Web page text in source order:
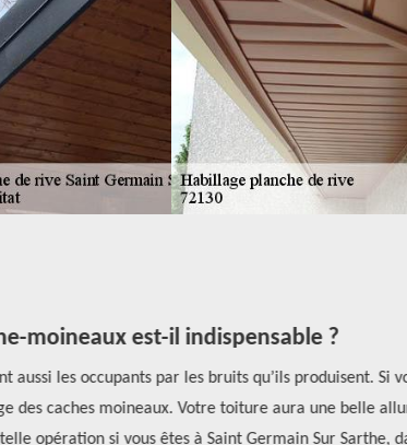
moineaux est-il indispensable ?
les occupants par les bruits qu’ils produisent. Si
caches moineaux. Votre toiture aura une belle
opération si vous êtes à Saint Germain Sur Sarthe,